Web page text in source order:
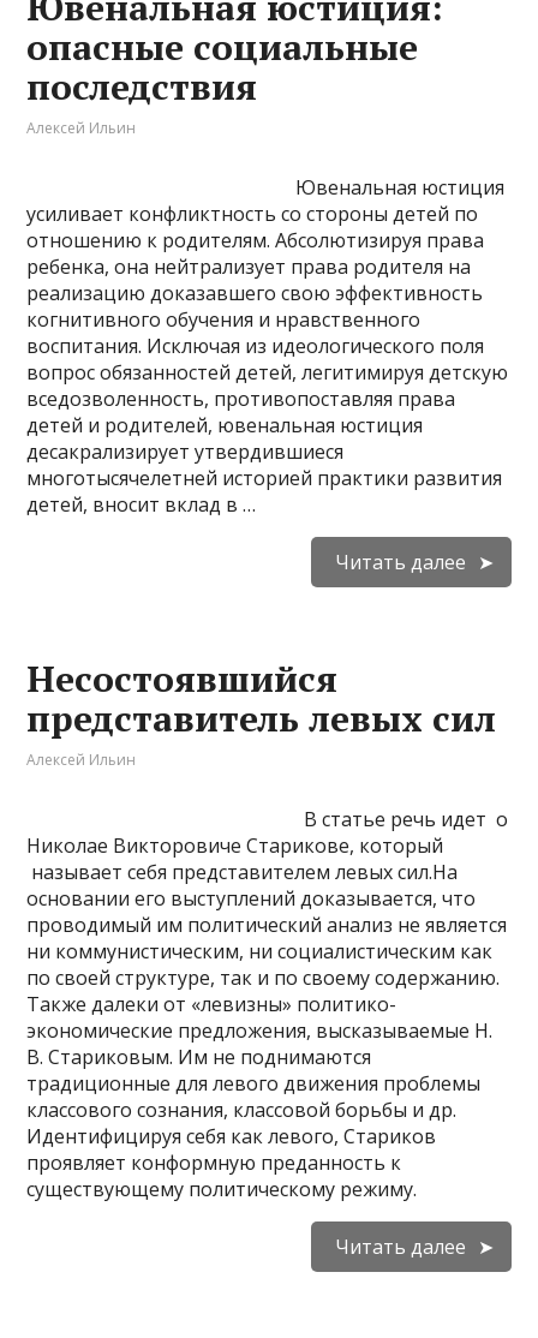
опасные социальные
последствия
Алексей Ильин
Ювенальная юстиция
усиливает конфликтность со стороны детей по
отношению к родителям. Абсолютизируя права
ребенка, она нейтрализует права родителя на
реализацию доказавшего свою эффективность
когнитивного обучения и нравственного
воспитания. Исключая из идеологического поля
вопрос обязанностей детей, легитимируя детскую
вседозволенность, противопоставляя права
детей и родителей, ювенальная юстиция
десакрализирует утвердившиеся
многотысячелетней историей практики развития
детей, вносит вклад в …
Читать далее
Несостоявшийся
представитель левых сил
Алексей Ильин
В статье речь идет о
Николае Викторовиче Старикове, который
называет себя представителем левых сил.На
основании его выступлений доказыва­ется, что
проводимый им политический анализ не является
ни коммунистическим, ни социалистическим как
по своей структуре, так и по своему содержанию.
Также далеки от «левизны» политико-
экономические предложения, высказываемые Н.
В. Стариковым. Им не поднимаются
традиционные для левого движения проблемы
классового сознания, классовой борьбы и др.
Идентифицируя себя как левого, Ста­риков
проявляет конформную преданность к
существующему политическому режиму.
Читать далее